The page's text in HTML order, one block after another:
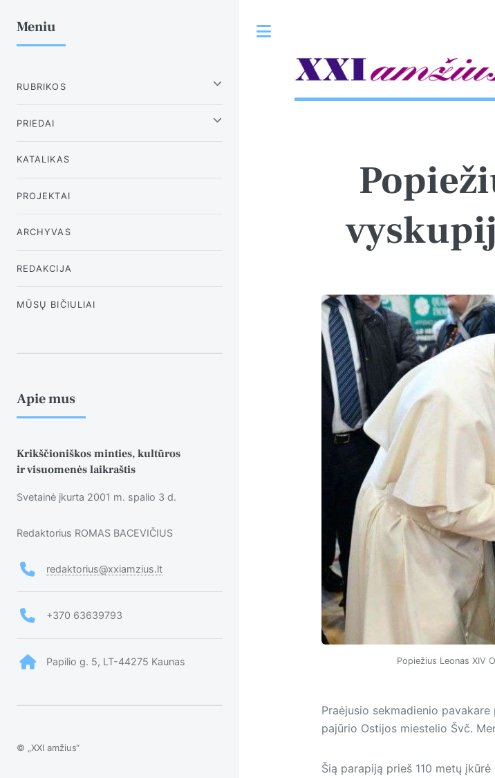
Popiežius Leonas XIV
Praėjusio sekmadienio
pajūrio Ostijos miestelio Švč.
Šią parapiją prieš 110 metų
Meniu
RUBRIKOS
PRIEDAI
KATALIKAS
PROJEKTAI
ARCHYVAS
REDAKCIJA
MŪSŲ BIČIULIAI
Apie mus
Krikščioniškos minties, kultūros
ir visuomenės laikraštis
Svetainė įkurta 2001 m. spalio 3 d.
Redaktorius ROMAS BACEVIČIUS
redaktorius@xxiamzius.lt
+370 63639793
Papilio g. 5, LT-44275 Kaunas
© „XXI amžius“